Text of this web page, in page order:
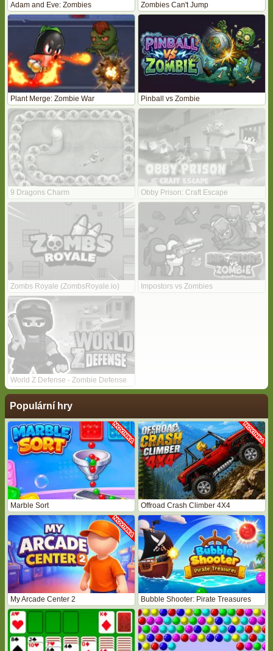
Adam and Eve: Zombies Zombies Can't Jump
Plant Merge: Zombie War Pinball vs Zombie
9 Dragons Charm Obby Prison: Craft Escape
Zombs Royale (ZombsRoyale.io) Impostors vs Zombies
World Z Defense - Zombie Defense
Populární hry
Marble Sort Offroad Crash Climber 4X4
My Arcade Center 2 Bubble Shooter: Pirate Treasures